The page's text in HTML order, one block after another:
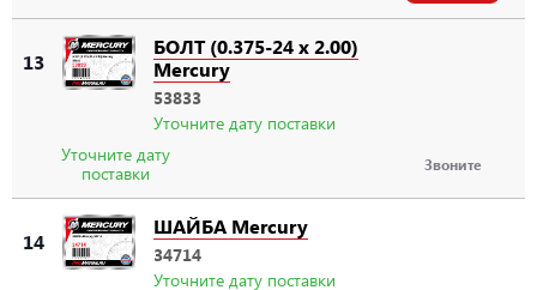
13
БОЛТ (0.375-24 x 2.00)
Mercury
53833
Уточните дату поставки
Уточните дату
поставки
Звоните
14
ШАЙБА Mercury
34714
Уточните дату поставки